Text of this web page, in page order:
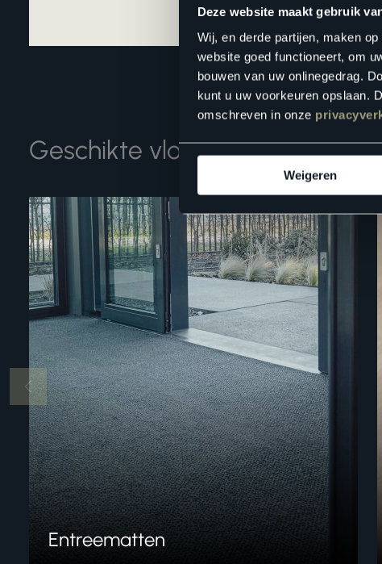
Deze website maakt gebruik
Wij, en derde partijen, maken
website goed functioneert, om
bouwen van uw onlinegedrag.
kunt u uw voorkeuren opslaan.
omschreven in onze
Weigeren
Geschikte vloertoebehoren
Entreematten